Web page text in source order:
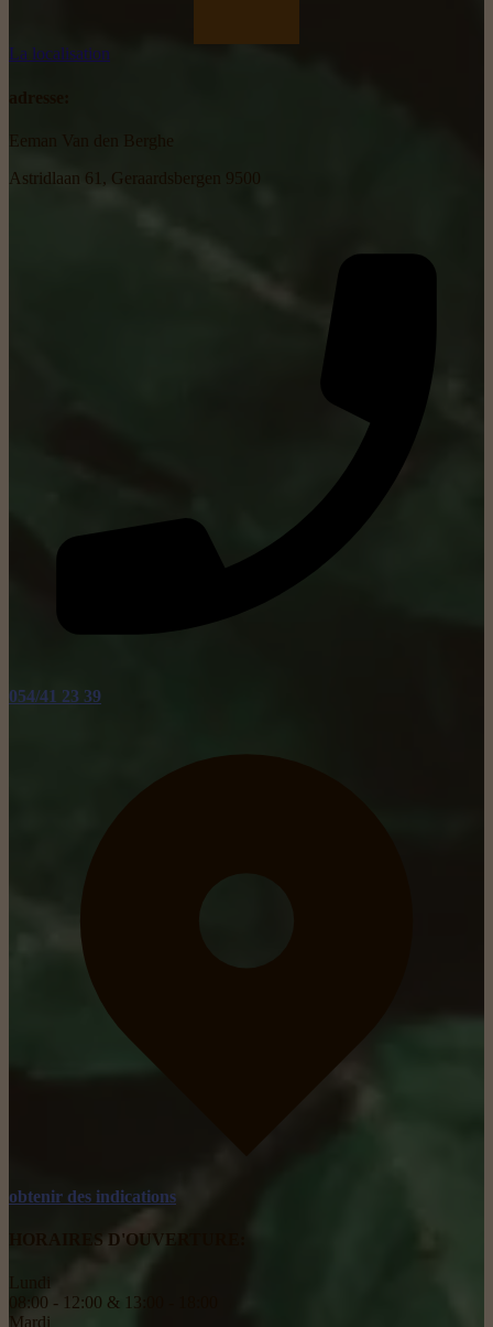
La localisation
Astridlaan 61, Geraardsbergen 9500
054/41 23 39
obtenir des indications
HORAIRES D'OUVERTURE:
08:00 - 12:00 & 13:00 - 18:00
Mardi